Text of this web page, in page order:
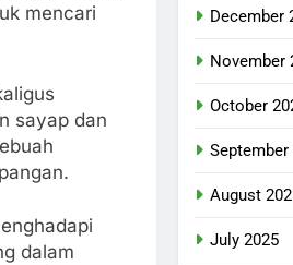
mencari
sayap dan
dalam
December
November
October
September
August
July 2025